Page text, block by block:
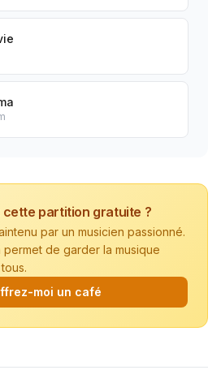
cette partition gratuite ?
par un musicien passionné.
permet de garder la musique
moi un café